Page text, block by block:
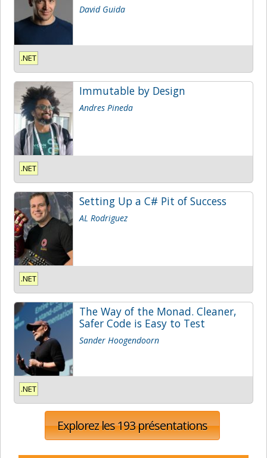
David Guida
.NET
Immutable by Design
Andres Pineda
.NET
Setting Up a C# Pit of Success
AL Rodriguez
.NET
The Way of the Monad. Cleaner,
Safer Code is Easy to Test
Sander Hoogendoorn
.NET
Explorez les 193 présentations